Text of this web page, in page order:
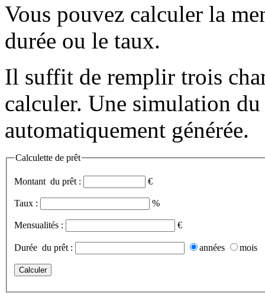
Vous pouvez calculer la
durée ou le taux.
Il suffit de remplir trois
calculer. Une simulation
automatiquement générée.
Calculette de prêt
Montant du prêt : €
Taux : %
Mensualités : €
Durée du prêt : années mois